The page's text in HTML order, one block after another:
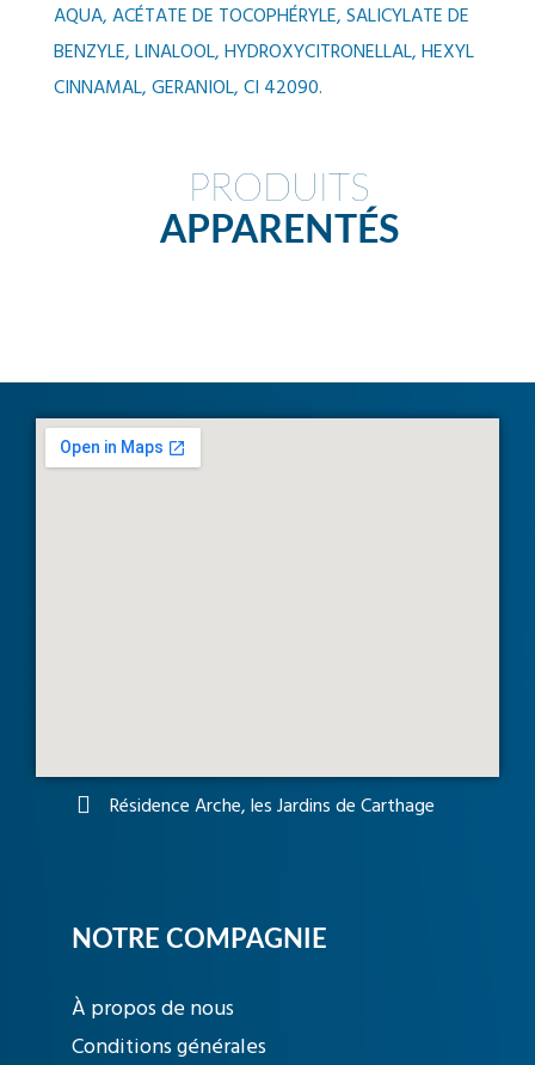
AQUA, ACÉTATE DE TOCOPHÉRYLE, SALICYLATE DE
BENZYLE, LINALOOL, HYDROXYCITRONELLAL, HEXYL
CINNAMAL, GERANIOL, CI 42090.
PRODUITS
APPARENTÉS
Résidence Arche, les Jardins de Carthage
NOTRE COMPAGNIE
À propos de nous
Conditions générales